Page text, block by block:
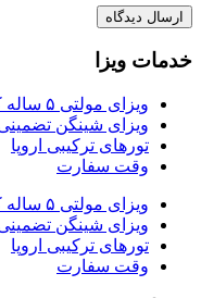
ارسال دیدگاه
خدمات ویزا
ویزای مولتی ۵ ساله کانادا
ویزای شینگن
تورهای ترکیبی اروپا
وقت سفارت
ویزای مولتی ۵ ساله کانادا
ویزای شینگن
تورهای ترکیبی اروپا
وقت سفارت